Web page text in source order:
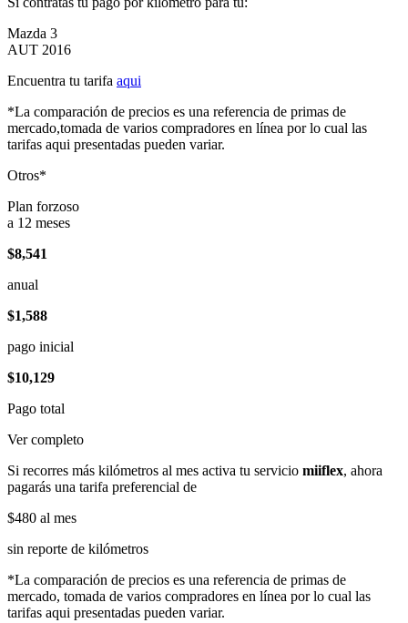
Mazda 3
AUT 2016
Encuentra tu tarifa aqui
*La comparación de precios es una referencia de primas de
mercado,tomada de varios compradores en línea por lo cual las
tarifas aqui presentadas pueden variar.
Otros*
Plan forzoso
a 12 meses
$8,541
anual
$1,588
pago inicial
$10,129
Pago total
Ver completo
Si recorres más kilómetros al mes activa tu servicio miiflex, ahora
pagarás una tarifa preferencial de
$480 al mes
sin reporte de kilómetros
*La comparación de precios es una referencia de primas de
mercado, tomada de varios compradores en línea por lo cual las
tarifas aqui presentadas pueden variar.